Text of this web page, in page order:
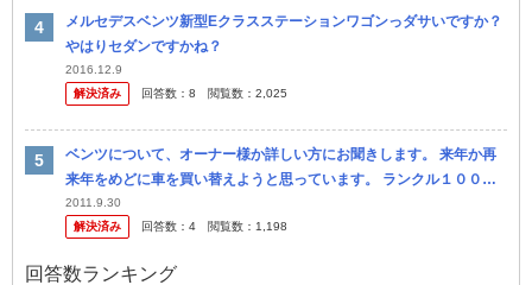
メルセデスベンツ新型Eクラスステーションワゴンっダサいですか？
やはりセダンですかね？
2016.12.9
解決済み
回答数： 8 閲覧数： 2,025
ベンツについて、オーナー様か詳しい方にお聞きします。 来年か再
来年をめどに車を買い替えようと思っています。 ランクル１００か
らの買い替えなんですが、ディーゼルエンジンなため次もディーゼル
がいいな...
2011.9.30
解決済み
回答数： 4 閲覧数： 1,198
回答数ランキング